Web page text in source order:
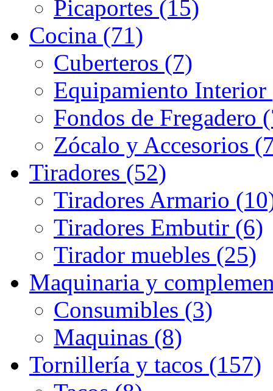
Picaportes (15)
Cocina (71)
Cuberteros (7)
Equipamiento Interior
Fondos de Fregadero
Zócalo y Accesorios
Tiradores (52)
Tiradores Armario
Tiradores Embutir (6)
Tirador muebles (25)
Maquinaria y
Consumibles (3)
Maquinas (8)
Tornillería y tacos (157)